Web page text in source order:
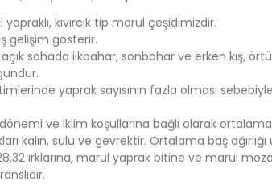
kıvırcık tip marul çeşidimizdir.
gelişim gösterir.
sahada ilkbahar, sonbahar ve erken kış,
yaprak sayısının fazla olması
ve iklim koşullarına bağlı olarak
kalın, sulu ve gevrektir. Ortalama baş
ırklarına, marul yaprak bitine ve marul